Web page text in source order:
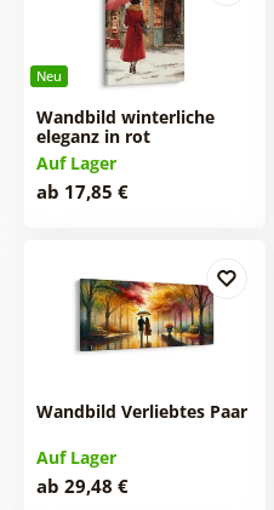
Neu
Wandbild winterliche
eleganz in rot
Auf Lager
ab 17,85 €
Wandbild Verliebtes Paar
Auf Lager
ab 29,48 €